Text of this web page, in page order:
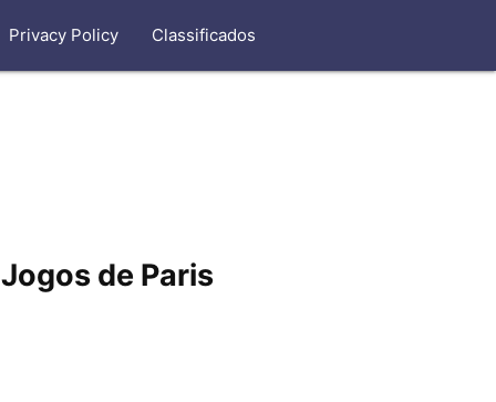
Privacy Policy Classificados
de Paris